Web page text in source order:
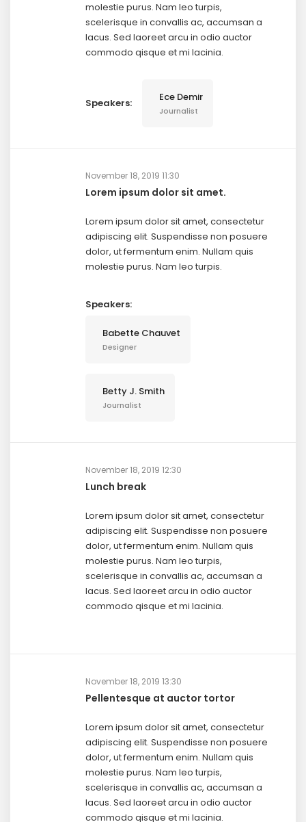
molestie purus. Nam leo turpis,
scelerisque in convallis ac, accumsan a
lacus. Sed laoreet arcu in odio auctor
commodo qisque et mi lacinia.
Speakers: Ece Demir
Journalist
November 18, 2019 11:30
Lorem ipsum dolor sit amet.
Lorem ipsum dolor sit amet, consectetur
adipiscing elit. Suspendisse non posuere
dolor, ut fermentum enim. Nullam quis
molestie purus. Nam leo turpis.
Speakers:
Babette Chauvet
Designer
Betty J. Smith
Journalist
November 18, 2019 12:30
Lunch break
Lorem ipsum dolor sit amet, consectetur
adipiscing elit. Suspendisse non posuere
dolor, ut fermentum enim. Nullam quis
molestie purus. Nam leo turpis,
scelerisque in convallis ac, accumsan a
lacus. Sed laoreet arcu in odio auctor
commodo qisque et mi lacinia.
November 18, 2019 13:30
Pellentesque at auctor tortor
Lorem ipsum dolor sit amet, consectetur
adipiscing elit. Suspendisse non posuere
dolor, ut fermentum enim. Nullam quis
molestie purus. Nam leo turpis,
scelerisque in convallis ac, accumsan a
lacus. Sed laoreet arcu in odio auctor
commodo qisque et mi lacinia.